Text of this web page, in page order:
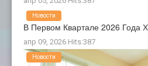
В Первом Квартале 2026 Года
апр 09, 2026 Hits:387
Новости
Новости